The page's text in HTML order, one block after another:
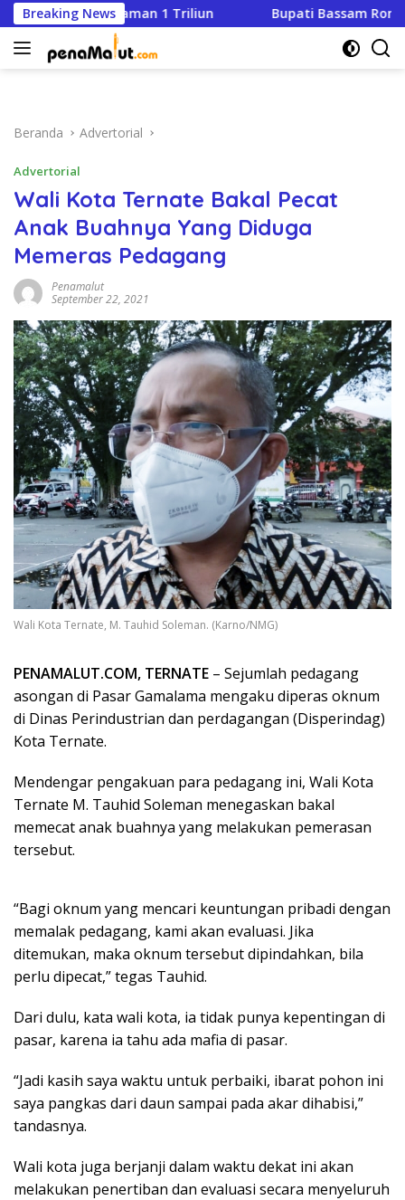
Langsung
ke
konten
Breaking News
Pinjaman 1 Triliun Bupati Bassam Rombak
Beranda Advertorial
Advertorial
Wali Kota Ternate Bakal Pecat
Anak Buahnya Yang Diduga
Memeras Pedagang
Penamalut
September 22, 2021
Wali Kota Ternate, M. Tauhid Soleman. (Karno/NMG)
PENAMALUT.COM, TERNATE – Sejumlah pedagang
asongan di Pasar Gamalama mengaku diperas oknum
di Dinas Perindustrian dan perdagangan (Disperindag)
Kota Ternate.
Mendengar pengakuan para pedagang ini, Wali Kota
Ternate M. Tauhid Soleman menegaskan bakal
memecat anak buahnya yang melakukan pemerasan
tersebut.
“Bagi oknum yang mencari keuntungan pribadi dengan
memalak pedagang, kami akan evaluasi. Jika
ditemukan, maka oknum tersebut dipindahkan, bila
perlu dipecat,” tegas Tauhid.
Dari dulu, kata wali kota, ia tidak punya kepentingan di
pasar, karena ia tahu ada mafia di pasar.
“Jadi kasih saya waktu untuk perbaiki, ibarat pohon ini
saya pangkas dari daun sampai pada akar dihabisi,”
tandasnya.
Wali kota juga berjanji dalam waktu dekat ini akan
melakukan penertiban dan evaluasi secara menyeluruh